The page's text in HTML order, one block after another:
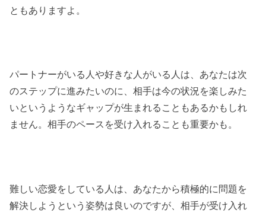
ともありますよ。
パートナーがいる人や好きな人がいる人は、あなたは次
のステップに進みたいのに、相手は今の状況を楽しみた
いというようなギャップが生まれることもあるかもしれ
ません。相手のペースを受け入れることも重要かも。
難しい恋愛をしている人は、あなたから積極的に問題を
解決しようという姿勢は良いのですが、相手が受け入れ